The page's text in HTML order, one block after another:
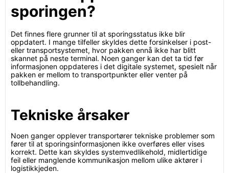
sporingen?
Det finnes flere grunner til at sporingsstatus ikke blir
oppdatert. I mange tilfeller skyldes dette forsinkelser i post-
eller transportsystemet, hvor pakken ennå ikke har blitt
skannet på neste terminal. Noen ganger kan det ta tid før
informasjonen oppdateres i det digitale systemet, spesielt når
pakken er mellom to transportpunkter eller venter på
tollbehandling.
Tekniske årsaker
Noen ganger opplever transportører tekniske problemer som
fører til at sporingsinformasjonen ikke overføres eller vises
korrekt. Dette kan skyldes systemvedlikehold, midlertidige
feil eller manglende kommunikasjon mellom ulike aktører i
logistikkjeden.